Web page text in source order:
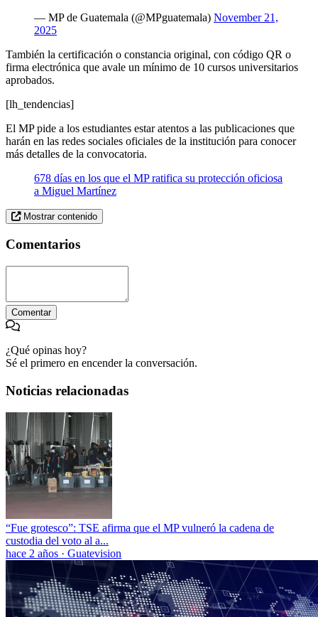
— MP de Guatemala (@MPguatemala) November 21,
2025
También la certificación o constancia original, con código QR o
firma electrónica que avale un mínimo de 10 cursos universitarios
aprobados.
[lh_tendencias]
El MP pide a los estudiantes estar atentos a las publicaciones que
harán en las redes sociales oficiales de la institución para conocer
más detalles de la convocatoria.
678 días en los que el MP ratifica su protección oficiosa
a Miguel Martínez
Mostrar contenido
Comentarios
Comentar
¿Qué opinas hoy?
Sé el primero en encender la conversación.
Noticias relacionadas
“Fue grotesco”: TSE afirma que el MP vulneró la cadena de
custodia del voto al a...
hace 2 años · Guatevision